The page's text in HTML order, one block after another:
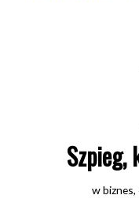
Szpieg,
wbiznes,